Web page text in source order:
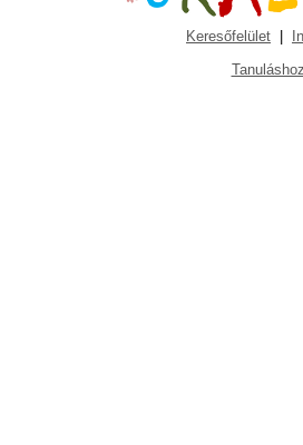
Keresőfelület